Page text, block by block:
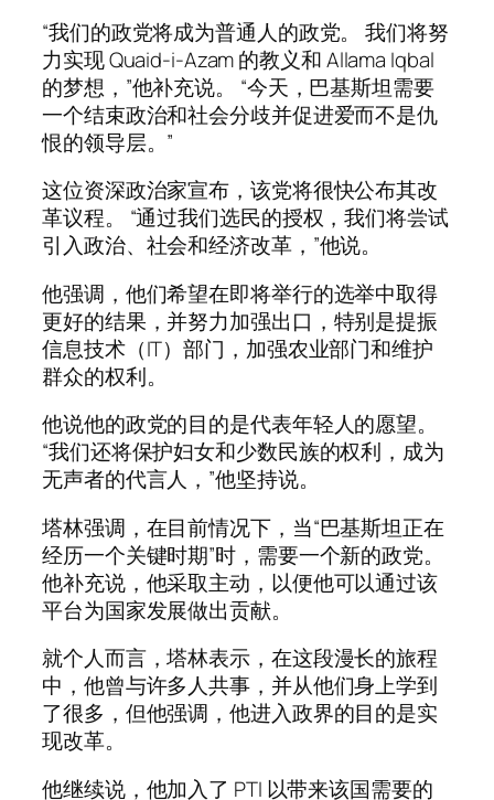
“我们的政党将成为普通人的政党。 我们将努
力实现 Quaid-i-Azam 的教义和 Allama Iqbal
的梦想，”他补充说。 “今天，巴基斯坦需要
一个结束政治和社会分歧并促进爱而不是仇
恨的领导层。”
这位资深政治家宣布，该党将很快公布其改
革议程。 “通过我们选民的授权，我们将尝试
引入政治、社会和经济改革，”他说。
他强调，他们希望在即将举行的选举中取得
更好的结果，并努力加强出口，特别是提振
信息技术（IT）部门，加强农业部门和维护
群众的权利。
他说他的政党的目的是代表年轻人的愿望。
“我们还将保护妇女和少数民族的权利，成为
无声者的代言人，”他坚持说。
塔林强调，在目前情况下，当“巴基斯坦正在
经历一个关键时期”时，需要一个新的政党。
他补充说，他采取主动，以便他可以通过该
平台为国家发展做出贡献。
就个人而言，塔林表示，在这段漫长的旅程
中，他曾与许多人共事，并从他们身上学到
了很多，但他强调，他进入政界的目的是实
现改革。
他继续说，他加入了 PTI 以带来该国需要的